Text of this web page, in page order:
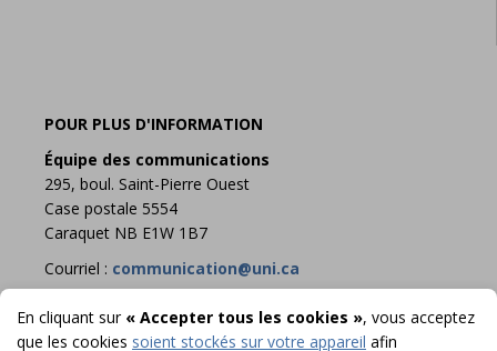
En cliquant sur « Accepter tous les cookies », vous acceptez
que les cookies soient stockés sur votre appareil afin
POUR PLUS D'INFORMATION
Équipe des communications
295, boul. Saint-Pierre Ouest
Case postale 5554
Caraquet NB E1W 1B7
Courriel : communication@uni.ca